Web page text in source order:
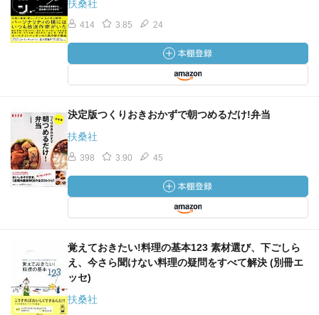
扶桑社
414 3.85 24
決定版つくりおきおかずで朝つめるだけ!弁当
扶桑社
398 3.90 45
覚えておきたい!料理の基本123 素材選び、下ごしら
え、今さら聞けない料理の疑問をすべて解決 (別冊エ
ッセ)
扶桑社